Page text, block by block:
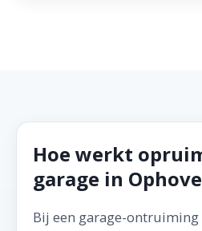
Hoe werkt
garage in
Bij een garage-ontruiming